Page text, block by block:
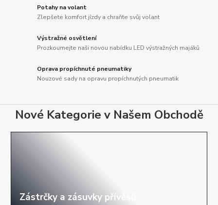
Potahy na volant
Zlepšete komfort jízdy a chraňte svůj volant
Výstražné osvětlení
Prozkoumejte naši novou nabídku LED výstražných majáků
Oprava propíchnuté pneumatiky
Nouzové sady na opravu propíchnutých pneumatik
Nové Kategorie v Našem Obchodě